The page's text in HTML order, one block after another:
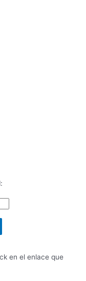
en el enlace que